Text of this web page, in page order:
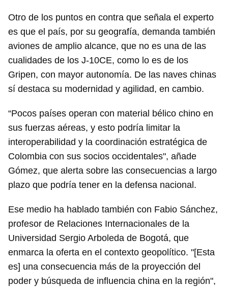
Otro de los puntos en contra que señala el experto
es que el país, por su geografía, demanda también
aviones de amplio alcance, que no es una de las
cualidades de los J-10CE, como lo es de los
Gripen, con mayor autonomía. De las naves chinas
sí destaca su modernidad y agilidad, en cambio.
“Pocos países operan con material bélico chino en
sus fuerzas aéreas, y esto podría limitar la
interoperabilidad y la coordinación estratégica de
Colombia con sus socios occidentales", añade
Gómez, que alerta sobre las consecuencias a largo
plazo que podría tener en la defensa nacional.
Ese medio ha hablado también con Fabio Sánchez,
profesor de Relaciones Internacionales de la
Universidad Sergio Arboleda de Bogotá, que
enmarca la oferta en el contexto geopolítico. "[Esta
es] una consecuencia más de la proyección del
poder y búsqueda de influencia china en la región",